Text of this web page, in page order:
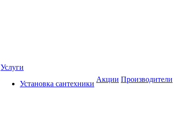
Услуги
Установка сантехники
Акции Производители